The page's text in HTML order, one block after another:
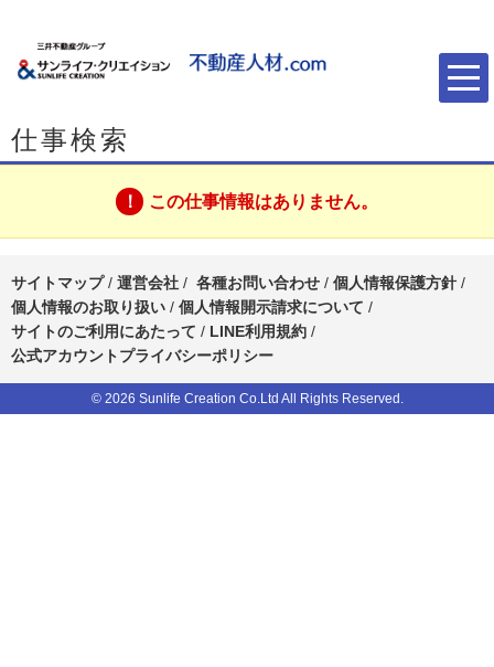
仕事検索
この仕事情報はありません。
サイトマップ/ 運営会社 / 各種お問い合わせ / 個人情報保護方針 /
個人情報のお取り扱い / 個人情報開示請求について /
サイトのご利用にあたって / LINE利用規約 /
公式アカウントプライバシーポリシー
© 2026 Sunlife Creation Co.Ltd All Rights Reserved.